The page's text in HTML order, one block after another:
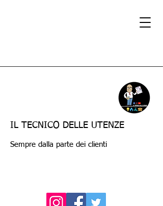
IL TECNICO DELLE UTENZE
Sempre dalla parte dei clienti